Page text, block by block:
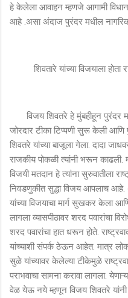
हे केलेला आवाहन म्हणजे आगामी
आहे .असा अंदाज पुरंदर मधील
शिवतारे यांच्या विजयाला होता
विजय शिवतरे हे मुंबहीहून पुरंदर
जोरदार टीका टिप्पणी सुरू केली आणि
शिवतरे यांच्या बाजूला गेला. दादा
राजकीय पोकळी त्यांनी भरून
विजयी मतदान हे त्यांना सुरुवातीला
निवडणुकीत सुद्धा विजय आपलाच आहे.
यांच्या विजयाचा मार्ग सुखकर केला
लागला व्यासपीठावर शरद पवारांचा
शरद पवारांचा हात धरून होते.
यांच्याशी संपर्क ठेऊन आहेत. मात्र
सुळे यांच्यावर केलेल्या टीकेमुळे
पराभवाचा सामना करावा लागला.
वेळ येऊ नये म्हणून विजय शिवतरे यांनी